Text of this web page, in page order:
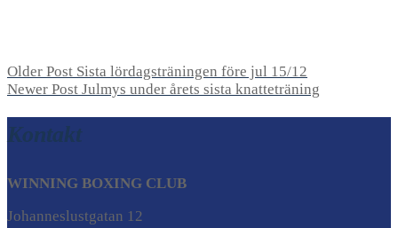
Older Post Sista lördagsträningen före jul 15/12
Newer Post Julmys under årets sista knatteträning
Kontakt
WINNING BOXING CLUB
Johanneslustgatan 12